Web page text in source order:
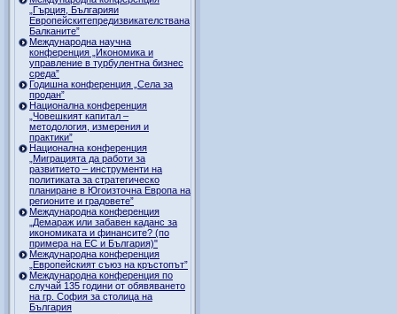
„Гърция, Българияи
Европейскитепредизвикателствана
Балканите”
Международна научна
конференция „Икономика и
управление в турбулентна бизнес
среда”
Годишна конференция „Селa за
продан”
Национална конференция
„Човешкият капитал –
методология, измерения и
практики”
Национална конференция
„Миграцията да работи за
развитието – инструменти на
политиката за стратегическо
планиране в Югоизточна Европа на
регионите и градовете”
Международна конференция
„Демараж или забавен каданс за
икономиката и финансите? (по
примера на ЕС и България)"
Международна конференция
„Европейският съюз на кръстопът”
Международна конференция по
случай 135 години от обявяването
на гр. София за столица на
България